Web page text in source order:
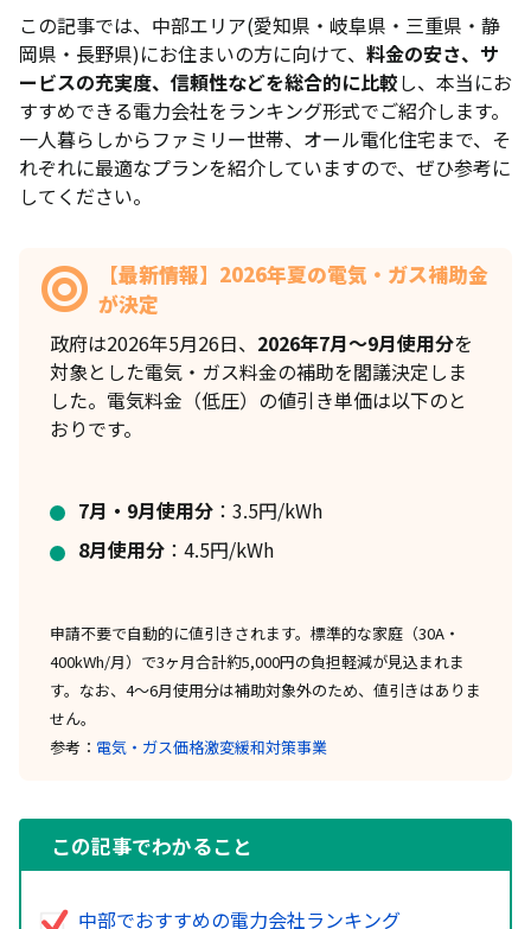
この記事では、中部エリア(愛知県・岐阜県・三重県・静
岡県・長野県)にお住まいの方に向けて、 料金の安さ、サ
ービスの充実度、信頼性などを総合的に比較し、本当にお
すすめできる電力会社をランキング形式でご紹介します。
一人暮らしからファミリー世帯、オール電化住宅まで、そ
れぞれに最適なプランを紹介していますので、ぜひ参考に
してください。
【最新情報】2026年夏の電気・ガス補助金
が決定
政府は2026年5月26日、 2026年7月〜9月使用分を
対象とした電気・ガス料金の補助を閣議決定しま
した。電気料金（低圧）の値引き単価は以下のと
おりです。
7月・9月使用分 ：3.5円/kWh
8月使用分 ：4.5円/kWh
申請不要で自動的に値引きされます。標準的な家庭（30A・
400kWh/月）で3ヶ月合計約5,000円の負担軽減が見込まれま
す。なお、4〜6月使用分は補助対象外のため、値引きはありま
せん。
参考： 電気・ガス価格激変緩和対策事業
この記事でわかること
中部でおすすめの電力会社ランキング